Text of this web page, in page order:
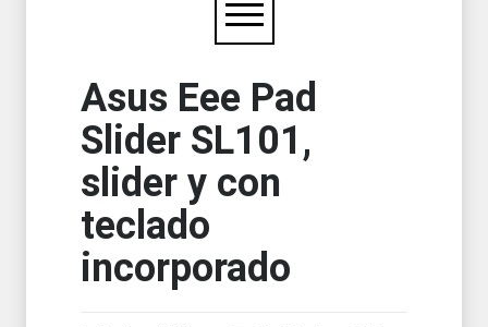
Asus Eee Pad
Slider SL101,
slider y con
teclado
incorporado